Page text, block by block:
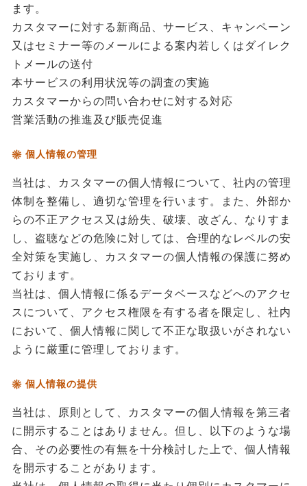
ます。
カスタマーに対する新商品、サービス、キャンペーン
又はセミナー等のメールによる案内若しくはダイレク
トメールの送付
本サービスの利用状況等の調査の実施
カスタマーからの問い合わせに対する対応
営業活動の推進及び販売促進
個人情報の管理
当社は、カスタマーの個人情報について、社内の管理
体制を整備し、適切な管理を行います。また、外部か
らの不正アクセス又は紛失、破壊、改ざん、なりすま
し、盗聴などの危険に対しては、合理的なレベルの安
全対策を実施し、カスタマーの個人情報の保護に努め
ております。
当社は、個人情報に係るデータベースなどへのアクセ
スについて、アクセス権限を有する者を限定し、社内
において、個人情報に関して不正な取扱いがされない
ように厳重に管理しております。
個人情報の提供
当社は、原則として、カスタマーの個人情報を第三者
に開示することはありません。但し、以下のような場
合、その必要性の有無を十分検討した上で、個人情報
を開示することがあります。